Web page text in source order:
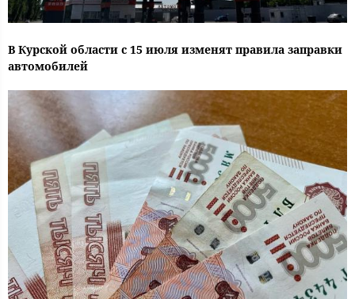
В Курской области с 15 июля изменят правила заправки
автомобилей